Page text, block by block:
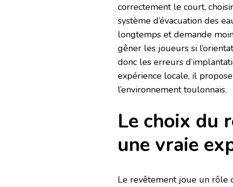
correctement le court,
système d’évacuation des
longtemps et demande
gêner les joueurs si
donc les erreurs
expérience locale, il
l’environnement toulonnais.
Le choix du
une vraie
Le revêtement joue un rôle